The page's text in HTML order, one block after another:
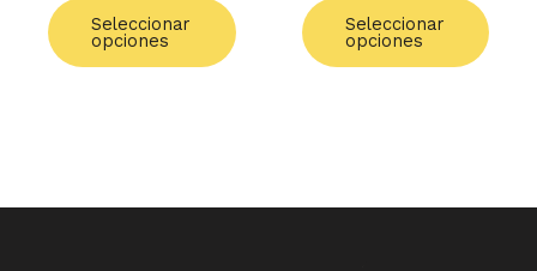
Seleccionar
opciones
producto
Seleccionar
opciones